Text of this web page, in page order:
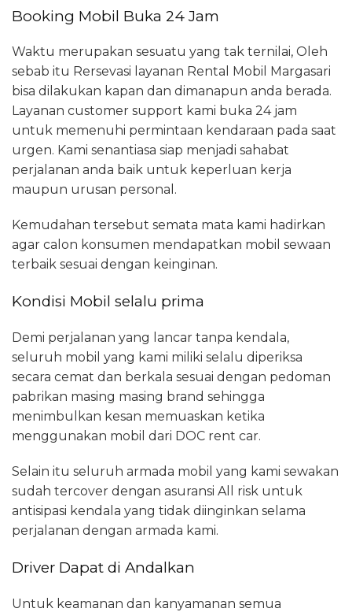
Booking Mobil Buka 24 Jam
Waktu merupakan sesuatu yang tak ternilai, Oleh
sebab itu Rersevasi layanan Rental Mobil Margasari
bisa dilakukan kapan dan dimanapun anda berada.
Layanan customer support kami buka 24 jam
untuk memenuhi permintaan kendaraan pada saat
urgen. Kami senantiasa siap menjadi sahabat
perjalanan anda baik untuk keperluan kerja
maupun urusan personal.
Kemudahan tersebut semata mata kami hadirkan
agar calon konsumen mendapatkan mobil sewaan
terbaik sesuai dengan keinginan.
Kondisi Mobil selalu prima
Demi perjalanan yang lancar tanpa kendala,
seluruh mobil yang kami miliki selalu diperiksa
secara cemat dan berkala sesuai dengan pedoman
pabrikan masing masing brand sehingga
menimbulkan kesan memuaskan ketika
menggunakan mobil dari DOC rent car.
Selain itu seluruh armada mobil yang kami sewakan
sudah tercover dengan asuransi All risk untuk
antisipasi kendala yang tidak diinginkan selama
perjalanan dengan armada kami.
Driver Dapat di Andalkan
Untuk keamanan dan kanyamanan semua